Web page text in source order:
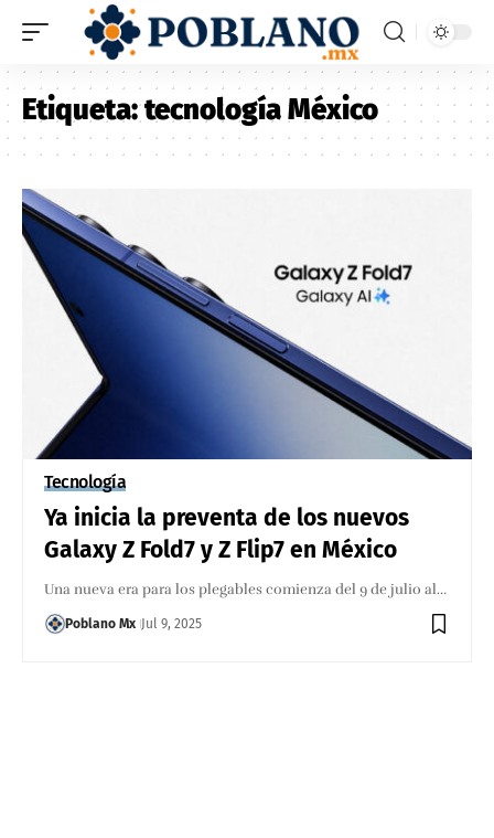
Etiqueta:tecnología México
Tecnología
Ya inicia la preventa de los nuevos
Galaxy Z Fold7 y Z Flip7 en México
Una nueva era para los plegables comienza del 9 de julio al…
Poblano Mx Jul 9, 2025